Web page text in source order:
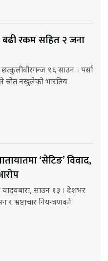
रकम सहित २ जना
१६ साउन । पर्सा
स्रोत नखुलेको भारतिय
‘सेटिङ’ विवाद,
यादवबारा, साउन १३ । देशभर
र भ्रष्टाचार नियन्त्रणको